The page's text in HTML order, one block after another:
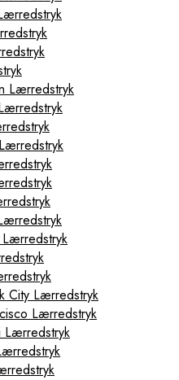
Lærredstryk
Lærredstryk
City Lærredstryk
Lærredstryk
Lærredstryk